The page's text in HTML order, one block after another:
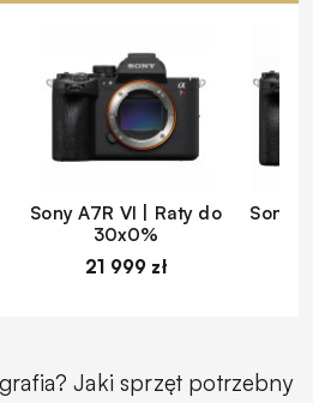
Sony A7R VI | Raty do
30x0%
21 999 zł
Sony
Jaki sprzęt potrzebny